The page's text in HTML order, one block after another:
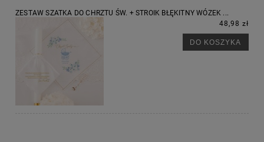
ZESTAW SZATKA DO CHRZTU ŚW. + STROIK BŁĘKITNY WÓZEK ...
48,98 zł
DO KOSZYKA